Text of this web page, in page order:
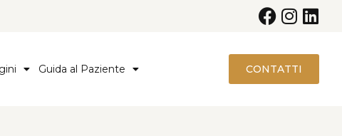
Guida al Paziente CONTATTI